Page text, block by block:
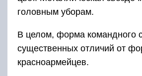
головным уборам.
В целом, форма командного
существенных отличий от
красноармейцев.